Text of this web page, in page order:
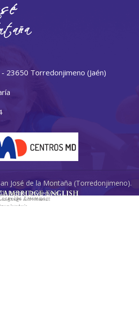
23650 Torredonjimeno (Jaén)
José de la Montaña (Torredonjimeno).
Rights Reserved.